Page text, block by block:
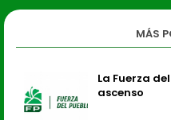
MÁS
La Fuerza
ascenso